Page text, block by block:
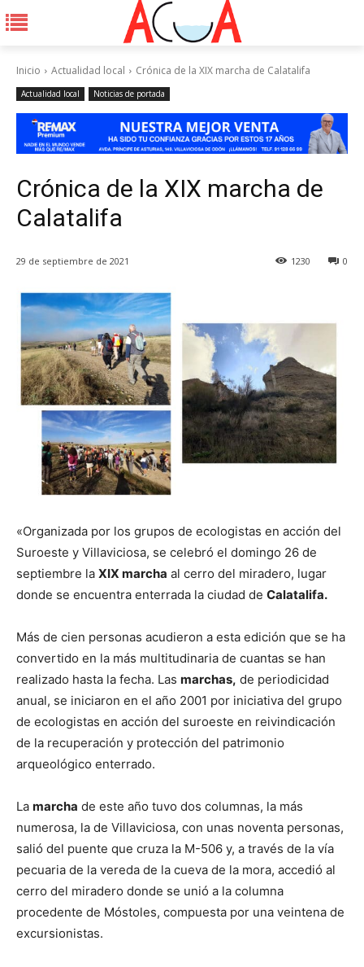
Inicio Actualidad local Crónica de la XIX marcha de Calatalifa
Actualidad local Noticias de portada
Crónica de la XIX marcha de
Calatalifa
29 de septiembre de 2021 0
1230
«Organizada por los grupos de ecologistas en acción del
Suroeste y Villaviciosa, se celebró el domingo 26 de
septiembre la XIX marcha al cerro del miradero, lugar
donde se encuentra enterrada la ciudad de Calatalifa.
Más de cien personas acudieron a esta edición que se ha
convertido en la más multitudinaria de cuantas se han
realizado hasta la fecha. Las marchas, de periodicidad
anual, se iniciaron en el año 2001 por iniciativa del grupo
de ecologistas en acción del suroeste en reivindicación
de la recuperación y protección del patrimonio
arqueológico enterrado.
La marcha de este año tuvo dos columnas, la más
numerosa, la de Villaviciosa, con unas noventa personas,
salió del puente que cruza la M-506 y, a través de la vía
pecuaria de la vereda de la cueva de la mora, accedió al
cerro del miradero donde se unió a la columna
procedente de Móstoles, compuesta por una veintena de
excursionistas.